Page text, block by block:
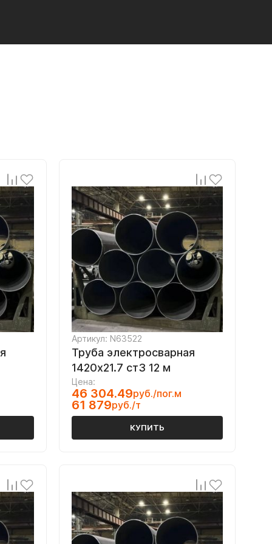
Артикул: N63522
Труба электросварная
1420х21.7 ст3 12 м
Цена:
46 304.49руб./пог.м
61 879руб./т
КУПИТЬ